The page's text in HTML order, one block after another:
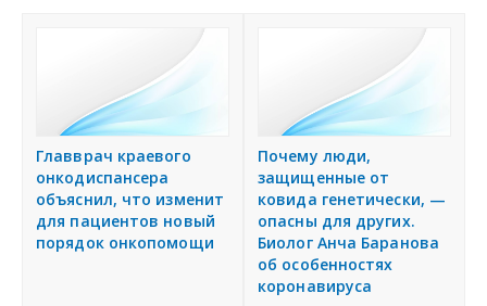
Главврач краевого
онкодиспансера
объяснил, что изменит
для пациентов новый
порядок онкопомощи
Почему люди,
защищенные от
ковида генетически, —
опасны для других.
Биолог Анча Баранова
об особенностях
коронавируса